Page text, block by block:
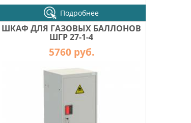
Подробнее
ШКАФ ДЛЯ ГАЗОВЫХ БАЛЛОНОВ
ШГР 27-1-4
5760 руб.